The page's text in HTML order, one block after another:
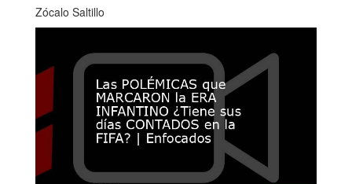
Zócalo Saltillo